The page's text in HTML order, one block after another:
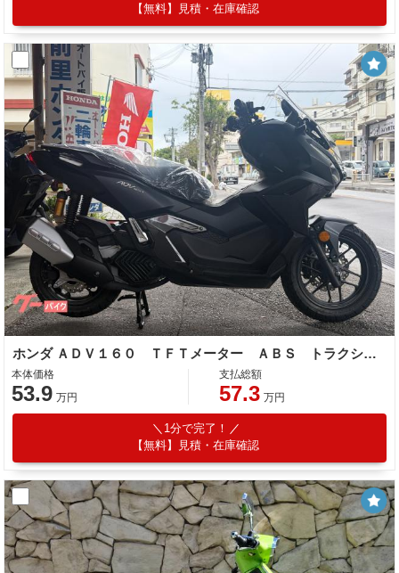
【無料】見積・在庫確認
ホンダ ＡＤＶ１６０ ＴＦＴメーター ＡＢＳ トラクションコントロール キーレス
本体価格
53.9 万円
支払総額
57.3 万円
1分で完了！
【無料】見積・在庫確認